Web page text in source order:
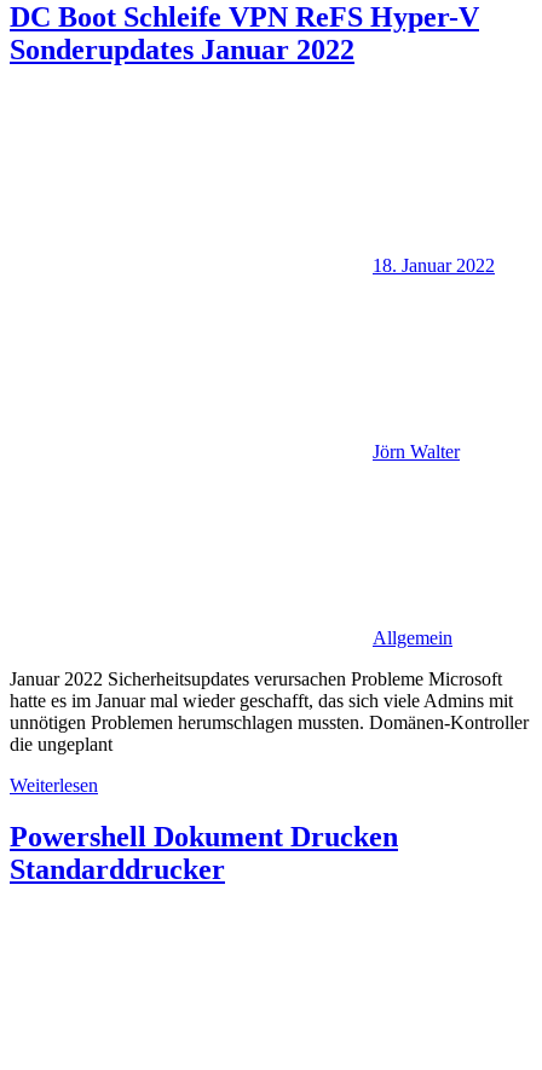
DC Boot Schleife VPN ReFS Hyper-V
Sonderupdates Januar 2022
18. Januar 2022
Jörn Walter
Allgemein
Januar 2022 Sicherheitsupdates verursachen Probleme Microsoft
hatte es im Januar mal wieder geschafft, das sich viele Admins mit
unnötigen Problemen herumschlagen mussten. Domänen-Kontroller
die ungeplant
Weiterlesen
Powershell Dokument Drucken
Standarddrucker